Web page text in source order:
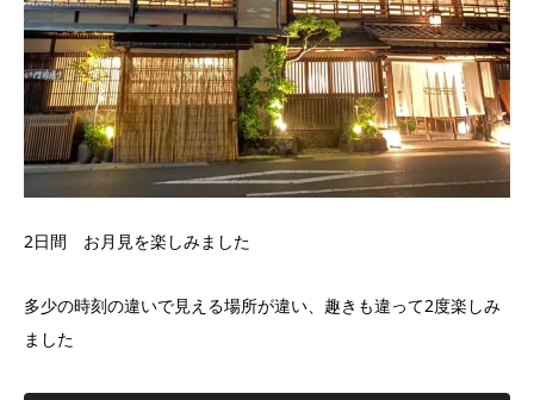
2日間 お月見を楽しみました
多少の時刻の違いで見える場所が違い、趣きも違って2度楽しみ
ました